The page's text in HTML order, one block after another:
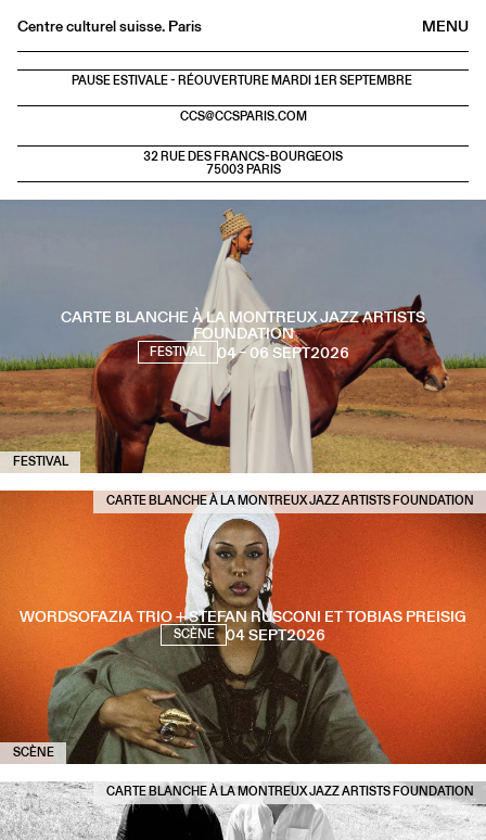
MENU
Centre culturel suisse. Paris
Agenda
Librairie
EN
FESTIVAL
CARTE BLANCHE À LA MONTREUX JAZZ ARTISTS
FOUNDATION
FESTIVAL 04 – 06 SEPT2026
PAUSE ESTIVALE - RÉOUVERTURE MARDI 1ER SEPTEMBRE
CCS@CCSPARIS.COM
32 RUE DES FRANCS-BOURGEOIS
75003 PARIS
SCÈNE
CARTE BLANCHE À LA MONTREUX JAZZ ARTISTS FOUNDATION
WORDSOFAZIA TRIO + STEFAN RUSCONI ET TOBIAS PREISIG
SCÈNE 04 SEPT2026
CARTE BLANCHE À LA MONTREUX JAZZ ARTISTS FOUNDATION